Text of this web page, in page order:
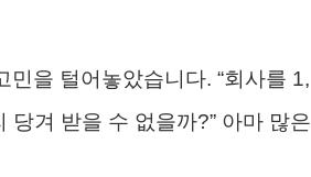
을 털어놓았습니다. “회사를 1,
겨 받을 수 없을까?” 아마 많은